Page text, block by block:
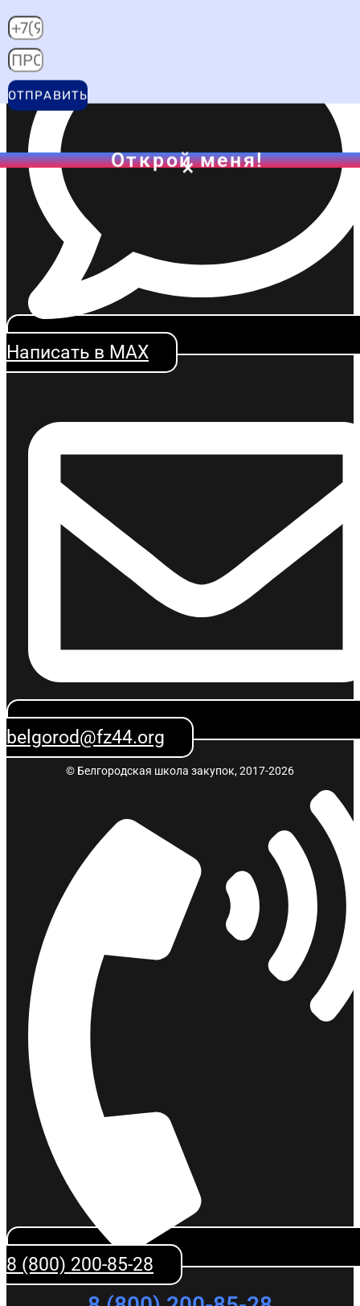
ОТПРАВИТЬ
Открой меня!
Написать в MAX
belgorod@fz44.org
© Белгородская школа закупок, 2017-2026
8 (800) 200-85-28